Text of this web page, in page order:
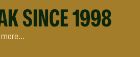
SINCE 1998